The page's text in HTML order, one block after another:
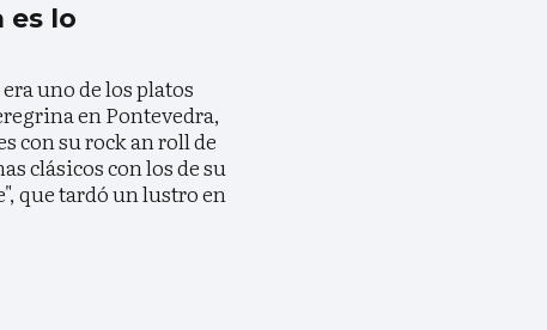
es lo
uno de los platos
en Pontevedra,
con su rock an roll de
clásicos con los de su
que tardó un lustro en